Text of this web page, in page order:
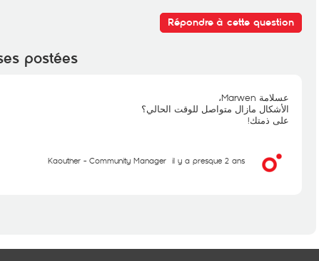
Répondre à cette question
postées
عسلامة Marwen،
الأشكال مازال متواصل للوقت الحالي؟
على ذمتك!
Kaouther - Community Manager il y a presque 2 ans